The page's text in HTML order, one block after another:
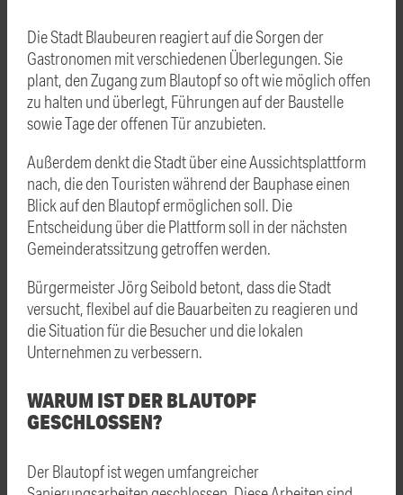
Die Stadt Blaubeuren reagiert auf die Sorgen der
Gastronomen mit verschiedenen Überlegungen. Sie
plant, den Zugang zum Blautopf so oft wie möglich offen
zu halten und überlegt, Führungen auf der Baustelle
sowie Tage der offenen Tür anzubieten.
Außerdem denkt die Stadt über eine Aussichtsplattform
nach, die den Touristen während der Bauphase einen
Blick auf den Blautopf ermöglichen soll. Die
Entscheidung über die Plattform soll in der nächsten
Gemeinderatssitzung getroffen werden.
Bürgermeister Jörg Seibold betont, dass die Stadt
versucht, flexibel auf die Bauarbeiten zu reagieren und
die Situation für die Besucher und die lokalen
Unternehmen zu verbessern.
WARUM IST DER BLAUTOPF
GESCHLOSSEN?
Der Blautopf ist wegen umfangreicher